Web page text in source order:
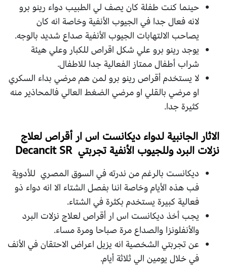
حينما كنت طفلة كان يصف لي الطبيب دواء رينو برو
لانه فعال جدا في الجيوب الأنفية وخاصة انه كان
يصاحب الالتهابات الجيوب الأنفية صداع شديد بالوجه.
يوجد رينو برو علي شكل اقراص للكبار وعلي هيئة
شراب أطفال ممتاز الفعالية جدا للاطفال.
لا يستخدم أقراص رينو برو لمن هم مرضي بداء السكري
او مرضي بالقلي او مرضي الضغط العالي فالمحاذير منه
كثيرة جدا.
الاثار الجانبية لدواء ديكانست اس ار أقراص لعلاج
نزلات البرد وللجيوب الأنفية تجربتي Decancit SR
ديكانست بالرغم من ندرته في السوق المصري للأدوية
فب هذه الأيام وخاصة اننا بفصل الشتاء الا انه دواء ذو
فعالية كبيرة يستخدم بكثرة في الشتاء.
يجب أخذ ديكانست اس ار أقراص لعلاج نزلات البرد
والأنفلونزا والصداع مرة صباحا ومرة مساء.
عن تجربتي الشخصية انه يزيل اعراض الاحتقان في الأنف
في خلال يومين الي ثلاثة أيام.